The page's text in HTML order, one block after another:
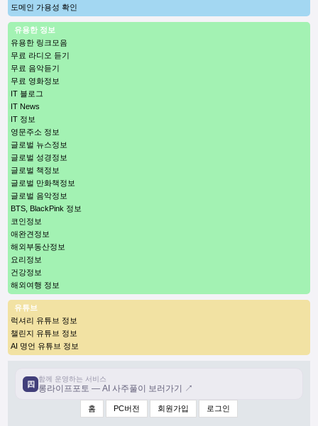
도메인 가용성 확인
유용한 정보
유용한 링크모음
무료 라디오 듣기
무료 음악듣기
무료 영화정보
IT 블로그
IT News
IT 정보
영문주소 정보
글로벌 뉴스정보
글로벌 성경정보
글로벌 책정보
글로벌 만화책정보
글로벌 음악정보
BTS, BlackPink 정보
코인정보
애완견정보
해외부동산정보
요리정보
건강정보
해외여행 정보
유튜브
럭셔리 유튜브 정보
챌린지 유튜브 정보
AI 명언 유튜브 정보
四
함께 운영하는 서비스
롱라이프포토 — AI 사주풀이 보러가기 ↗
홈 PC버전 회원가입 로그인